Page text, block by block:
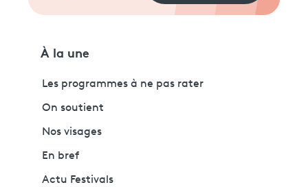
À la une
Les programmes à ne pas rater
On soutient
Nos visages
En bref
Actu Festivals